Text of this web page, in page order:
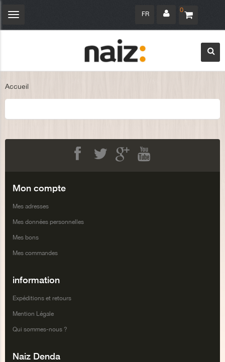
0
FR
Navigation
Accueil
Mon compte
Mes adresses
Mes données personnelles
Mes bons
Mes commandes
information
Expéditions et retours
Mention Légale
Qui sommes-nous ?
Naiz Denda